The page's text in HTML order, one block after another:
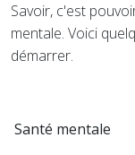
Savoir, c'est
mentale. Voici
démarrer.
Santé mentale